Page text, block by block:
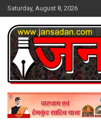
Skip
to
content
Saturday, August 8, 2026
Jan Sadan